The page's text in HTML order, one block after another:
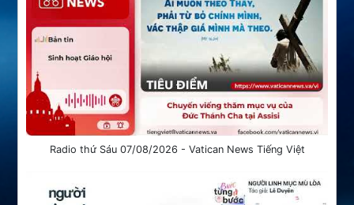
Radio thứ Sáu 07/08/2026 - Vatican News Tiếng Việt